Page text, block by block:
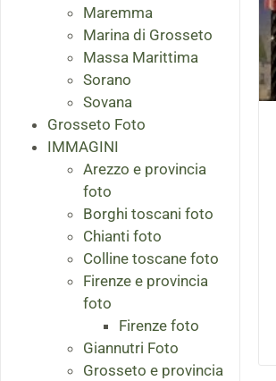
Maremma
Marina di Grosseto
Massa Marittima
Sorano
Sovana
Grosseto Foto
IMMAGINI
Arezzo e provincia
foto
Borghi toscani foto
Chianti foto
Colline toscane foto
Firenze e provincia
foto
Firenze foto
Giannutri Foto
Grosseto e provincia